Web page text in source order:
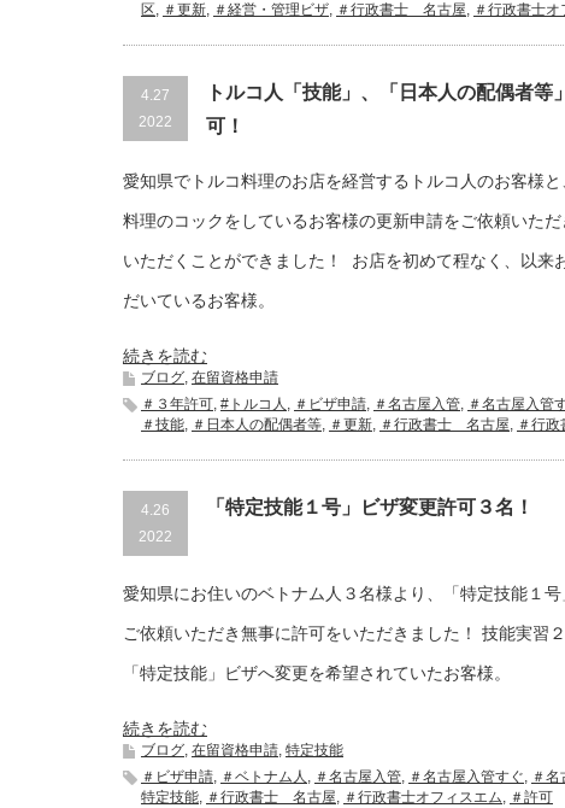
区, ＃更新, ＃経営・管理ビザ, ＃行政書士 名古屋, ＃行政書士
4.27
2022
トルコ人「技能」、「日本人の配偶者等
可！
愛知県でトルコ料理のお店を経営するトルコ人のお客様
料理のコックをしているお客様の更新申請をご依頼いた
いただくことができました！ お店を初めて程なく、以来
だいているお客様。
続きを読む
ブログ, 在留資格申請
＃３年許可, #トルコ人 , ＃ビザ申請, ＃名古屋入管, ＃名古屋入管
＃技能, ＃日本人の配偶者等, ＃更新, ＃行政書士 名古屋, ＃行
4.26
2022
「特定技能１号」ビザ変更許可３名！
愛知県にお住いのベトナム人３名様より、「特定技能１
ご依頼いただき無事に許可をいただきました！ 技能実習
「特定技能」ビザへ変更を希望されていたお客様。
続きを読む
ブログ, 在留資格申請, 特定技能
＃ビザ申請, ＃ベトナム人 , ＃名古屋入管, ＃名古屋入管すぐ, ＃
特定技能, ＃行政書士 名古屋, ＃行政書士オフィスエム, ＃許可